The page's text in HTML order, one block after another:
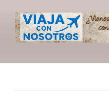
contenido